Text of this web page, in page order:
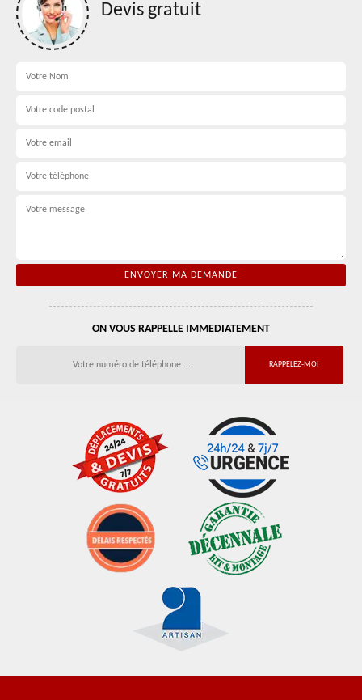
Devis gratuit
ON VOUS RAPPELLE IMMEDIATEMENT